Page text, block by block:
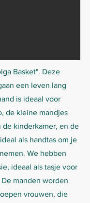
Basket". Deze
een leven lang
is ideaal voor
de kleine mandjes
kinderkamer, en de
als handtas om je
We hebben
ideaal als tasje voor
manden worden
vrouwen, die